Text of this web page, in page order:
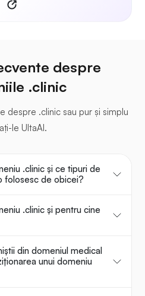
despre
.clinic
despre .clinic sau pur și simplu
le UltaAI.
.clinic și ce tipuri de
folosesc de obicei?
.clinic și pentru cine
din domeniul medical
unui domeniu